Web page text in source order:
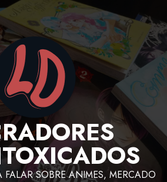
SOBRE ANIMES, MERCADO